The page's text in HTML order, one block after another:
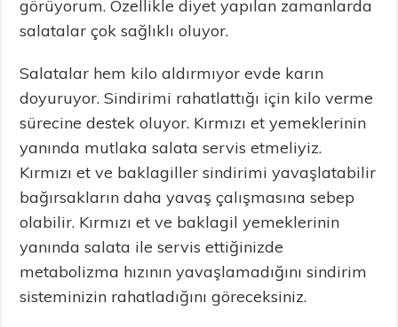
görüyorum. Özellikle diyet yapılan zamanlarda
salatalar çok sağlıklı oluyor.
Salatalar hem kilo aldırmıyor evde karın
doyuruyor. Sindirimi rahatlattığı için kilo verme
sürecine destek oluyor. Kırmızı et yemeklerinin
yanında mutlaka salata servis etmeliyiz.
Kırmızı et ve baklagiller sindirimi yavaşlatabilir
bağırsakların daha yavaş çalışmasına sebep
olabilir. Kırmızı et ve baklagil yemeklerinin
yanında salata ile servis ettiğinizde
metabolizma hızının yavaşlamadığını sindirim
sisteminizin rahatladığını göreceksiniz.